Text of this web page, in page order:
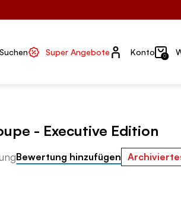
Suchen Super Angebote Konto
Konto 0
- Executive Edition
Bewertung hinzufügen